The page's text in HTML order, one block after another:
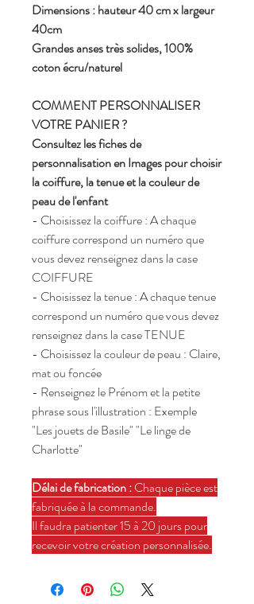
Dimensions : hauteur 40 cm x largeur
40cm
Grandes anses très solides, 100%
coton écru/naturel
COMMENT PERSONNALISER
VOTRE PANIER ?
Consultez les fiches de
personnalisation en Images pour choisir
la coiffure, la tenue et la couleur de
peau de l'enfant
- Choisissez la coiffure : A chaque
coiffure correspond un numéro que
vous devez renseignez dans la case
COIFFURE
- Choisissez la tenue : A chaque tenue
correspond un numéro que vous devez
renseignez dans la case TENUE
- Choisissez la couleur de peau : Claire,
mat ou foncée
- Renseignez le Prénom et la petite
phrase sous l'illustration : Exemple
"Les jouets de Basile" "Le linge de
Charlotte"
Délai de fabrication :Chaque pièce est
fabriquée à la commande.
Il faudra patienter 15 à 20 jours pour
recevoir votre création personnalisée.